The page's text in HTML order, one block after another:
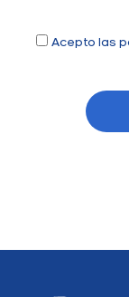
Acepto las